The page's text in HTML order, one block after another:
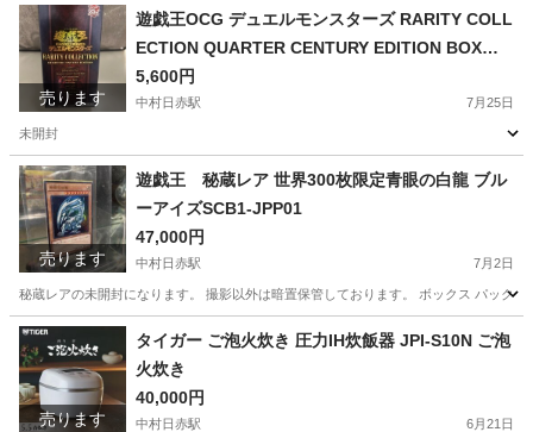
愛知 名古屋市 中村日赤駅 ユニクロ
売ります
遊戯王OCG デュエルモンスターズ RARITY COLL
ECTION QUARTER CENTURY EDITION BOXレ
アリティコレクション
5,600円
中村日赤駅 7月25日
未開封
愛知 名古屋市 中村日赤駅 おもちゃ シュリンク
売ります
遊戯王 秘蔵レア 世界300枚限定青眼の白龍 ブル
ーアイズSCB1-JPP01
47,000円
中村日赤駅 7月2日
秘蔵レアの未開封になります。 撮影以外は暗置保管しております。 ボックス パック
愛知 名古屋市 中村日赤駅 カードゲーム ブルーアイズ
売ります
タイガー ご泡火炊き 圧力IH炊飯器 JPI-S10N ご泡
火炊き
40,000円
中村日赤駅 6月21日